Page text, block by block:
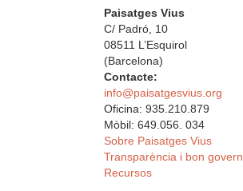
Paisatges Vius
C/ Padró, 10
08511 L’Esquirol
(Barcelona)
Contacte:
info@paisatgesvius.org
Oficina: 935.210.879
Mòbil: 649.056. 034
Sobre Paisatges Vius
Transparència i bon govern
Recursos